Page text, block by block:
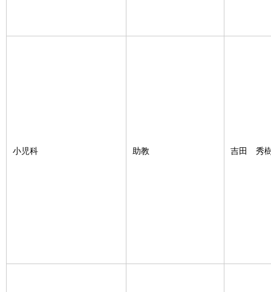
小児科 助教 吉田 秀